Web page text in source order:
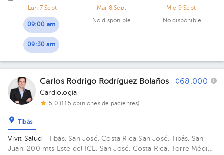
Lun 7 Sept
09:00 am
09:30 am
Mar 8 Sept
No disponible
Mié 9 Sept
No disponible
Carlos Rodrigo Rodríguez Bolaños ¢68.000
Cardiología
5.0 (115 opiniones de pacientes)
Tibás
Vivit Salud · Tibás, San José, Costa Rica San José, Tibás, San
Juan, 200 mts Este del ICE. San José, Costa Rica. Torre Médica